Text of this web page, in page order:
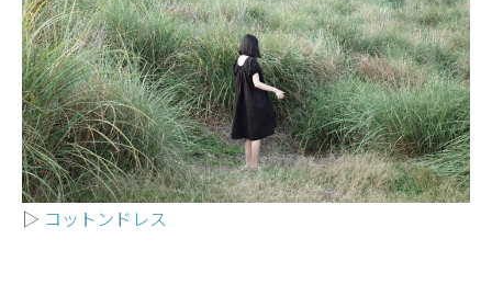
▷ コットンドレス